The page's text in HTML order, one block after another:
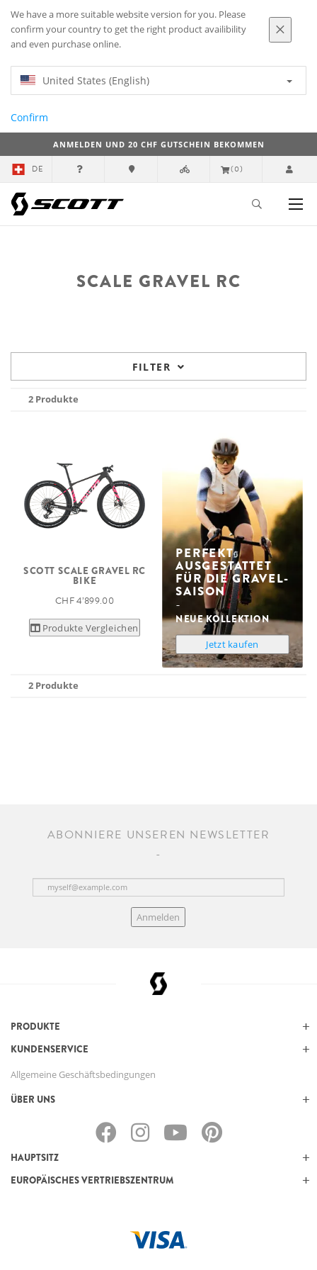
We have a more suitable website version for you. Please
confirm your country to get the right product availibility
and even purchase online.
United States (English)
Confirm
ANMELDEN UND 20 CHF GUTSCHEIN BEKOMMEN
DE (0)
SCALE GRAVEL RC
FILTER
2 Produkte
SCOTT SCALE GRAVEL RC
BIKE
CHF 4’899.00
Produkte Vergleichen
PERFEKT
AUSGESTATTET
FÜR DIE GRAVEL-
SAISON
NEUE KOLLEKTION
Jetzt kaufen
2 Produkte
ABONNIERE UNSEREN NEWSLETTER
Anmelden
PRODUKTE
KUNDENSERVICE
Allgemeine Geschäftsbedingungen
ÜBER UNS
HAUPTSITZ
EUROPÄISCHES VERTRIEBSZENTRUM